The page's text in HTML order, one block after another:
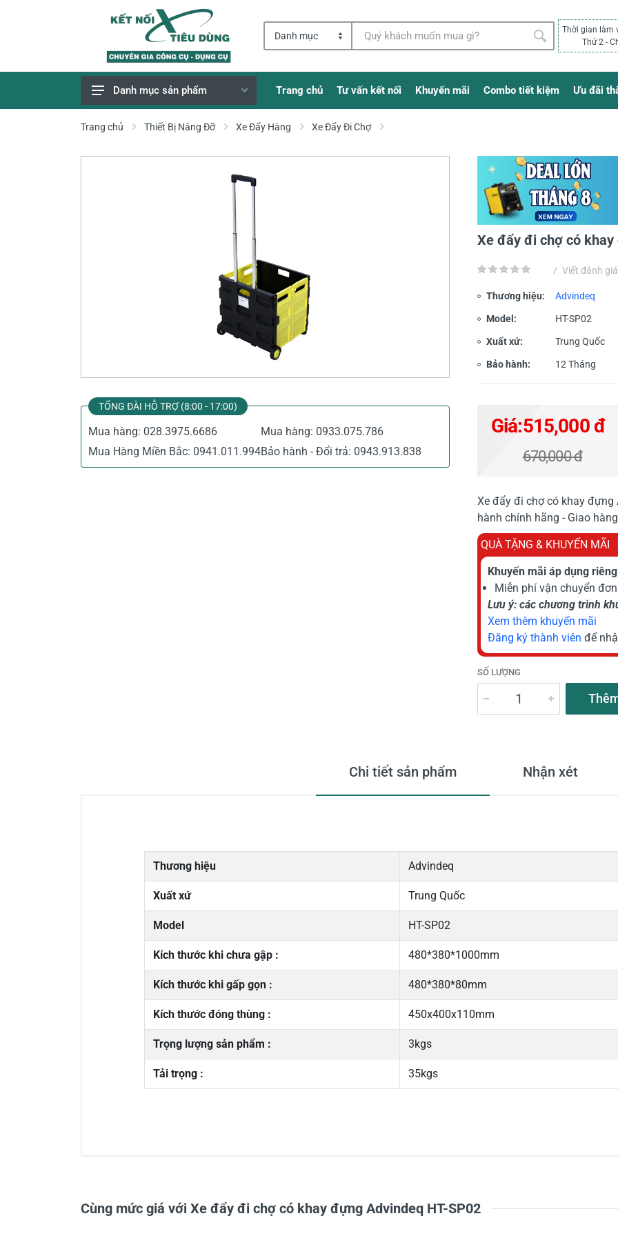
Thời gian làm
Thứ 2 -
Giao Hàng Miễn Phí
Danh mục sản phẩm Trang chủ Tư vấn kết nối Khuyến mãi Combo tiết kiệm Ưu đãi
Trang chủ Thiết Bị Nâng Đỡ Xe Đẩy Hàng Xe Đẩy Đi Chợ
TỔNG ĐÀI HỖ TRỢ (8:00 - 17:00)
Mua hàng: 028.3975.6686 Mua hàng: 0933.075.786
Mua Hàng Miền Bắc: 0941.011.994Bảo hành - Đổi trả: 0943.913.838
Xe đẩy đi chợ có khay
/ Viết đánh giá
Thương hiệu: Advindeq
Model: HT-SP02
Xuất xứ: Trung Quốc
Bảo hành: 12 Tháng
Giá:515,000 đ
670,000 đ
Xe đẩy đi chợ có khay đựng
hành chính hãng - Giao
QUÀ TẶNG & KHUYẾN MÃI
Khuyến mãi áp dụng
Miễn phí vận chuyển
Lưu ý: các chương trình
Xem thêm khuyến mãi
Đăng ký thành viên để
SỐ LƯỢNG
Chi tiết sản phẩm Nhận xét
Thương hiệu Advindeq
Xuất xứ Trung Quốc
Model HT-SP02
Kích thước khi chưa gập : 480*380*1000mm
Kích thước khi gấp gọn : 480*380*80mm
Kích thước đóng thùng : 450x400x110mm
Trọng lượng sản phẩm : 3kgs
Tải trọng : 35kgs
Cùng mức giá với Xe đẩy đi chợ có khay đựng Advindeq HT-SP02